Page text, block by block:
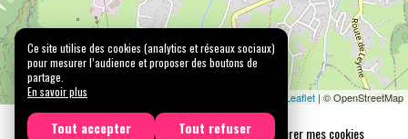
Leaflet | © OpenStreetMap
Mentions légales Confidentialité Gérer mes cookies
Ce site utilise des cookies (analytics et réseaux sociaux)
pour mesurer l’audience et proposer des boutons de
partage.
En savoir plus
Tout accepter Tout refuser